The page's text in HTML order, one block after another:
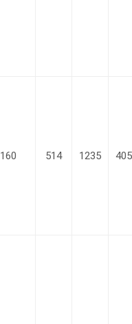
160 514 1235 405